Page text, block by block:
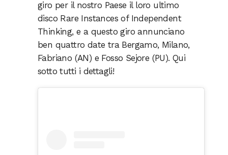
giro per il nostro Paese il loro ultimo
disco Rare Instances of Independent
Thinking, e a questo giro annunciano
ben quattro date tra Bergamo, Milano,
Fabriano (AN) e Fosso Sejore (PU). Qui
sotto tutti i dettagli!